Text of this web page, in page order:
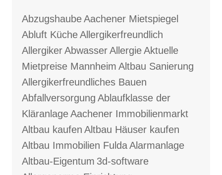
AbzugshaubeAachener Mietspiegel
Abluft KücheAllergikerfreundlich
AllergikerAbwasserAllergieAktuelle
Mietpreise Mannheim Altbau Sanierung
Allergikerfreundliches Bauen
Abfallversorgung Ablaufklasse der
KläranlageAachener Immobilienmarkt
Altbau kaufen Altbau Häuser kaufen
Altbau Immobilien FuldaAlarmanlage
Altbau-Eigentum 3d-software